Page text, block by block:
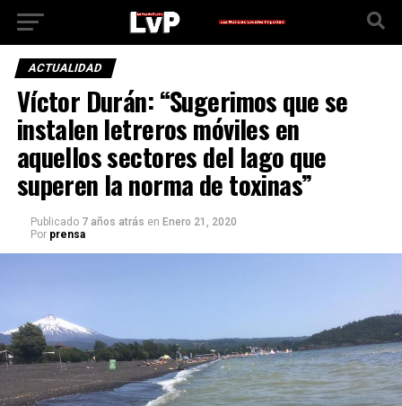
ACTUALIDAD
Víctor Durán: “Sugerimos que se
instalen letreros móviles en
aquellos sectores del lago que
superen la norma de toxinas”
Publicado 7 años atrás en Enero 21, 2020
Por prensa